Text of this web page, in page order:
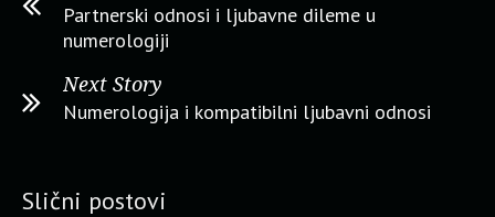
Partnerski odnosi i ljubavne dileme u
numerologiji
Next Story
Numerologija i kompatibilni ljubavni odnosi
Slični postovi